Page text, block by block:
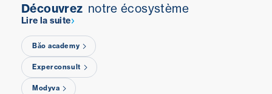
Découvrez notre écosystème
Lire la suite
Băo academy
Experconsult
Modyva